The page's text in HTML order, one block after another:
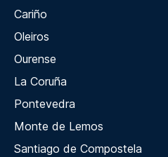
Cariño
Oleiros
Ourense
La Coruña
Pontevedra
Monte de Lemos
Santiago de Compostela